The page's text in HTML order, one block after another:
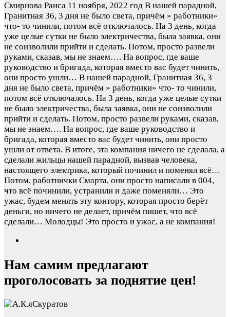
Смирнова Раиса 11 ноября, 2022 год В нашей парадной,
Гранитная 36, 3 дня не было света, причём » работники»
что- то чинили, потом всё отключалось. На 3 день, когда
уже целые сутки не было электричества, была заявка, они
не соизволили прийти и сделать. Потом, просто развели
руками, сказав, мы не знаем…. На вопрос, где ваше
руководство и бригада, которая вместо вас будет чинить,
они просто ушли… В нашей парадной, Гранитная 36, 3
дня не было света, причём » работники» что- то чинили,
потом всё отключалось. На 3 день, когда уже целые сутки
не было электричества, была заявка, они не соизволили
прийти и сделать. Потом, просто развели руками, сказав,
мы не знаем…. На вопрос, где ваше руководство и
бригада, которая вместо вас будет чинить, они просто
ушли от ответа. В итоге, эта компания ничего не сделала, а
сделали жильцы нашей парадной, вызвав человека,
настоящего электрика, который починил и поменял всё…
Потом, работнички Смарта, они просто написали в 004,
что всё починили, устранили и даже поменяли… Это
ужас, будем менять эту контору, которая просто берёт
деньги, но ничего не делает, причём пишет, что всё
сделали… Молодцы! Это просто и ужас, а не компания!
Нам самим предлагают
проголосовать за поднятие цен!